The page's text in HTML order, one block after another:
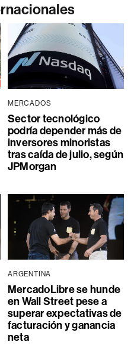
MERCADOS
Sector tecnológico
podría depender más de
inversores minoristas
tras caída de julio, según
JPMorgan
ARGENTINA
MercadoLibre se hunde
en Wall Street pese a
superar expectativas de
facturación y ganancia
neta